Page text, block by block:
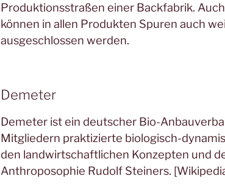
Produktionsstraßen einer Backfabrik.
können in allen Produkten Spuren auch
ausgeschlossen werden.
Demeter
Demeter ist ein deutscher Bio-
Mitgliedern praktizierte biologisch-
den landwirtschaftlichen Konzepten und
Anthroposophie Rudolf Steiners.